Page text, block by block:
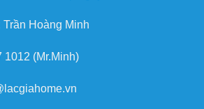
Trần Hoàng Minh
1012 (Mr.Minh)